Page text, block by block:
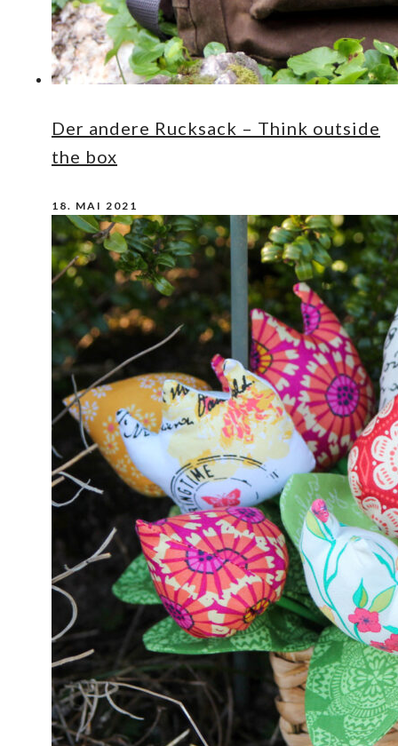
Der andere Rucksack – Think outside
the box
18. MAI 2021